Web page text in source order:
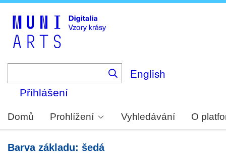
English
Přihlášení
Domů Prohlížení Vyhledávání O
Barva základu: šedá